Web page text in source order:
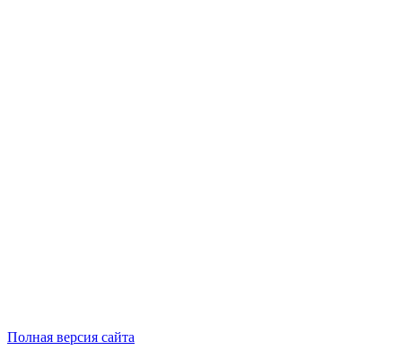
Полная версия сайта